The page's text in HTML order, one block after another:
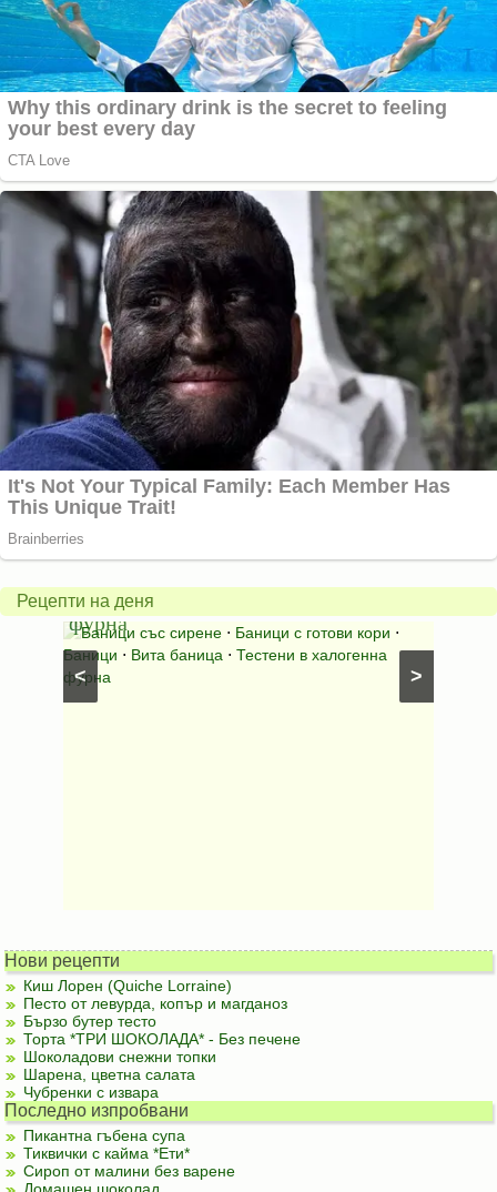
Рецепти на деня
>
<
Вита
баница
в
халогенна
фурна
Баници със сирене ⋅ Баници с готови кори ⋅
Баници ⋅ Вита баница ⋅ Тестени в халогенна
фурна
за
Нови рецепти
Киш Лорен (Quiche Lorraine)
Песто от левурда, копър и магданоз
Бързо бутер тесто
Торта *ТРИ ШОКОЛАДА* - Без печене
Шоколадови снежни топки
Шарена, цветна салата
Чубренки с извара
Последно изпробвани
Пикантна гъбена супа
Тиквички с кайма *Ети*
Сироп от малини без варене
Домашен шоколад